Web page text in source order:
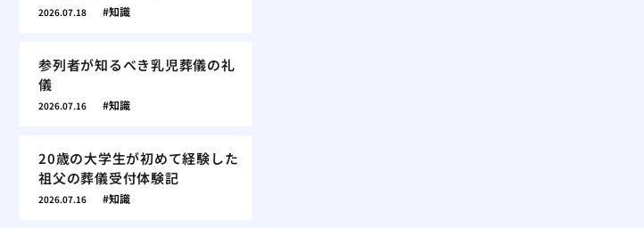
2026.07.18 知識
参列者が知るべき乳児葬儀の礼
儀
2026.07.16 知識
20歳の大学生が初めて経験した
祖父の葬儀受付体験記
2026.07.16 知識